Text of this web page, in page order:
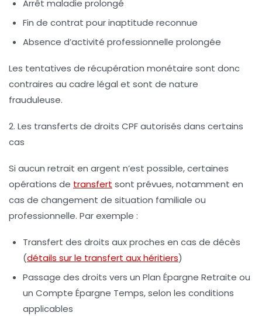
Arrêt maladie prolongé
Fin de contrat pour inaptitude reconnue
Absence d’activité professionnelle prolongée
Les tentatives de récupération monétaire sont donc
contraires au cadre légal et sont de nature
frauduleuse.
2. Les transferts de droits CPF autorisés dans certains
cas
Si aucun retrait en argent n’est possible, certaines
opérations de transfert sont prévues, notamment en
cas de changement de situation familiale ou
professionnelle. Par exemple :
Transfert des droits aux proches en cas de décès
(détails sur le transfert aux héritiers)
Passage des droits vers un Plan Épargne Retraite ou
un Compte Épargne Temps, selon les conditions
applicables